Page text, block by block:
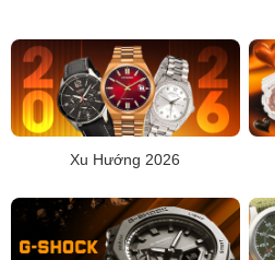
Xu Hướng 2026